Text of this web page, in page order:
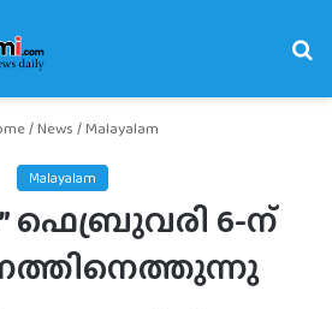
/News / Malayalam
Malayalam
ഫെബ്രുവരി 6-ന്